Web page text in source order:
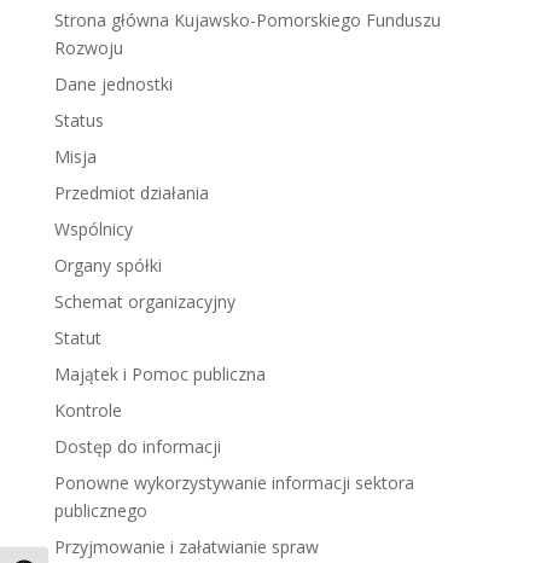
Strona główna Kujawsko-Pomorskiego Funduszu
Rozwoju
Dane jednostki
Status
Misja
Przedmiot działania
Wspólnicy
Organy spółki
Schemat organizacyjny
Statut
Majątek i Pomoc publiczna
Kontrole
Dostęp do informacji
Ponowne wykorzystywanie informacji sektora
publicznego
Przyjmowanie i załatwianie spraw